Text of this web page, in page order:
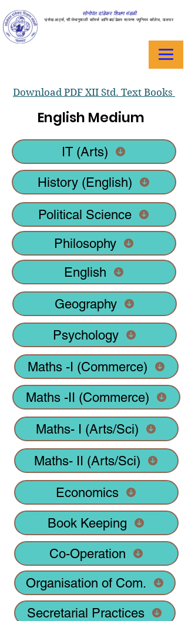
सोनोपंत दांडेकर शिक्षण मंडळी
ऱ्हसेव्ह आर्ट्स, सीजेभानुशाली कॉमर्स आणि बदांडेकर सायन्स ज्युनियर कॉलेज, पालघर
Download PDF XII Std. Text Books
English Medium
IT (Arts)
History (English)
Political Science
Philosophy
English
Geography
Psychology
Maths -I (Commerce)
Maths -II (Commerce)
Maths- I (Arts/Sci)
Maths- II (Arts/Sci)
Economics
Book Keeping
Co-Operation
Organisation of Com.
Secretarial Practices